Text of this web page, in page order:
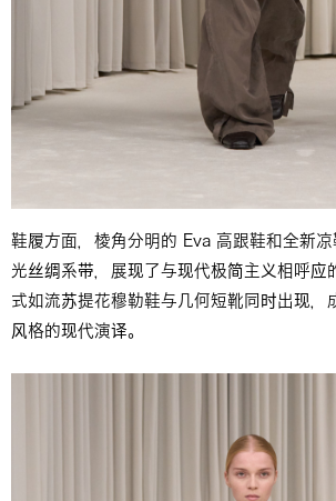
鞋履方面，棱角分明的 Eva 高跟鞋和全新
光丝绸系带，展现了与现代极简主义相呼应
式如流苏提花穆勒鞋与几何短靴同时出现
风格的现代演译。